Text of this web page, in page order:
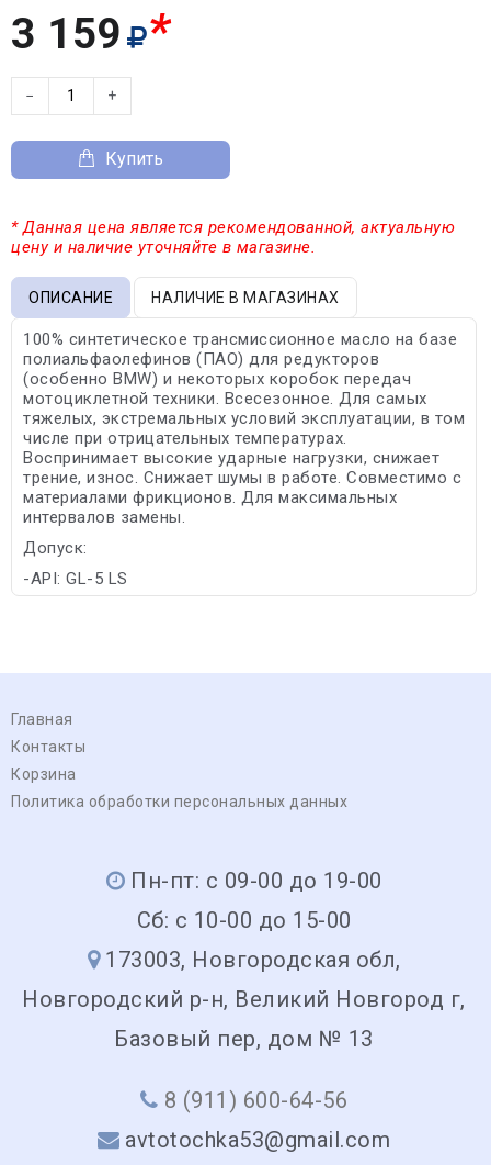
3 159 *
− +
Купить
* Данная цена является рекомендованной, актуальную
цену и наличие уточняйте в магазине.
ОПИСАНИЕ НАЛИЧИЕ В МАГАЗИНАХ
100% синтетическое трансмиссионное масло на базе
полиальфаолефинов (ПАО) для редукторов
(особенно BMW) и некоторых коробок передач
мотоциклетной техники. Всесезонное. Для самых
тяжелых, экстремальных условий эксплуатации, в том
числе при отрицательных температурах.
Воспринимает высокие ударные нагрузки, снижает
трение, износ. Снижает шумы в работе. Совместимо с
материалами фрикционов. Для максимальных
интервалов замены.
Допуск:
-API: GL-5 LS
Главная
Контакты
Корзина
Политика обработки персональных данных
Пн-пт: с 09-00 до 19-00
Сб: с 10-00 до 15-00
173003, Новгородская обл,
Новгородский р-н, Великий Новгород г,
Базовый пер, дом № 13
8 (911) 600-64-56
avtotochka53@gmail.com